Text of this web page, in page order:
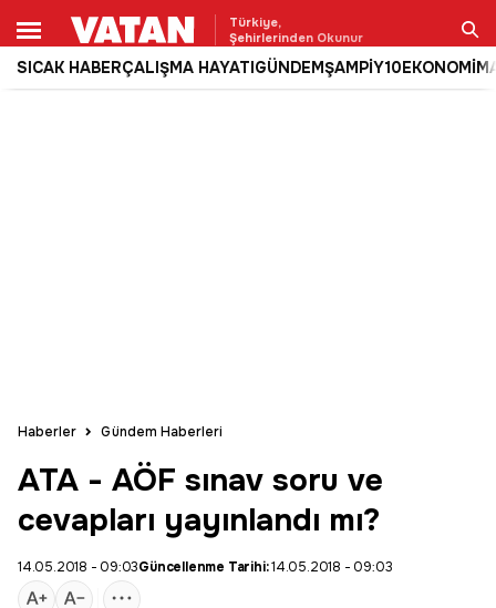
Türkiye,
Şehirlerinden Okunur
SICAK HABERÇALIŞMA HAYATIGÜNDEMŞAMPİY10EKONOMİ
Ara
Haberler Gündem Haberleri
ATA - AÖF sınav soru ve
cevapları yayınlandı mı?
14.05.2018 - 09:03Güncellenme Tarihi:14.05.2018 - 09:03